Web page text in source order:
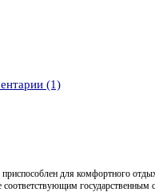
(1)
для комфортного